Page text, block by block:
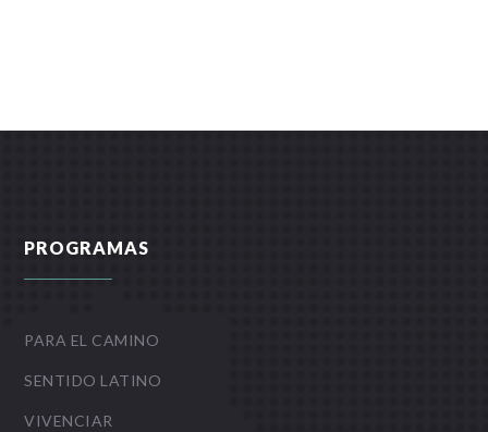
PROGRAMAS
PARA EL CAMINO
SENTIDO LATINO
VIVENCIAR